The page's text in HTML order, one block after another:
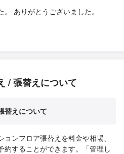
ありがとうございました。
/ 張替えについて
替えについて
ンフロア張替えを料金や相場、
約することができます。「管理し